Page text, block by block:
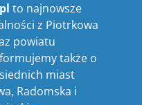
to najnowsze
z Piotrkowa
powiatu
także o
miast
Radomska i